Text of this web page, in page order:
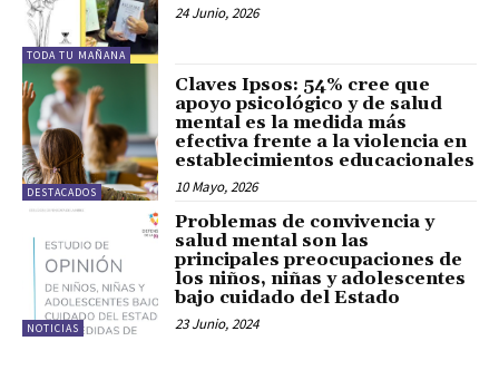
TODA TU MAÑANA
24 Junio, 2026
DESTACADOS
Claves Ipsos: 54% cree que
apoyo psicológico y de salud
mental es la medida más
efectiva frente a la violencia en
establecimientos educacionales
10 Mayo, 2026
NOTICIAS
Problemas de convivencia y
salud mental son las
principales preocupaciones de
los niños, niñas y adolescentes
bajo cuidado del Estado
23 Junio, 2024